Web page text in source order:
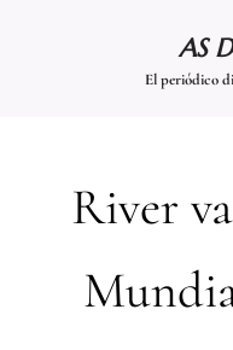
AS
El periódico
River